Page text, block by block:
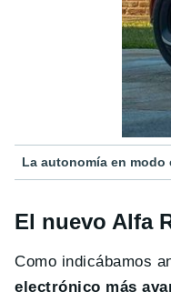
La autonomía en modo
El nuevo Alfa
Como indicábamos
electrónico más